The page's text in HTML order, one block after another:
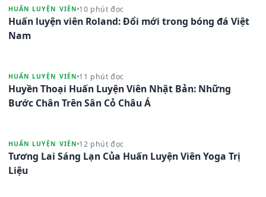
HUẤN LUYỆN VIÊN 10 phút đọc
Huấn luyện viên Roland: Đổi mới trong bóng đá Việt
Nam
HUẤN LUYỆN VIÊN 11 phút đọc
Huyền Thoại Huấn Luyện Viên Nhật Bản: Những
Bước Chân Trên Sân Cỏ Châu Á
HUẤN LUYỆN VIÊN 12 phút đọc
Tương Lai Sáng Lạn Của Huấn Luyện Viên Yoga Trị
Liệu